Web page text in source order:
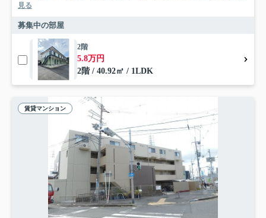
見る
募集中の部屋
2階
5.8万円
2階 / 40.92㎡ / 1LDK
賃貸マンション